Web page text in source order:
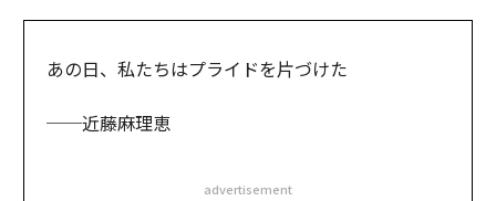
あの日、私たちはプライドを片づけた
──近藤麻理恵
advertisement